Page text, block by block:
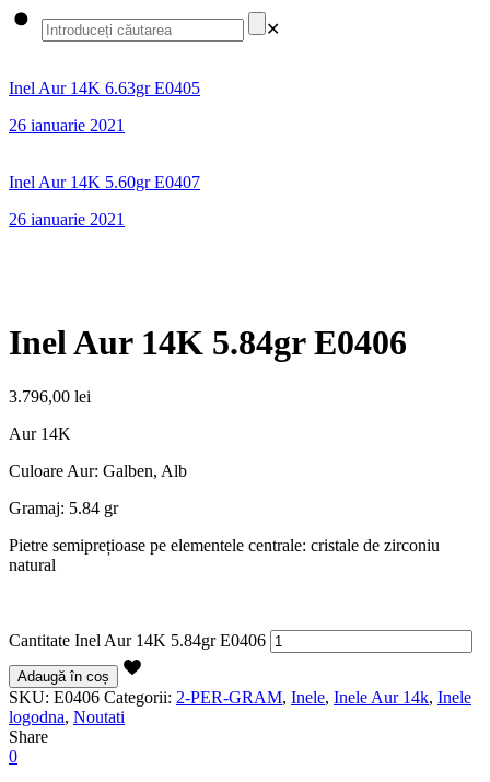
✕
Inel Aur 14K 6.63gr E0405
26 ianuarie 2021
Inel Aur 14K 5.60gr E0407
26 ianuarie 2021
Inel Aur 14K 5.84gr E0406
3.796,00 lei
Aur 14K
Culoare Aur: Galben, Alb
Gramaj: 5.84 gr
Pietre semiprețioase pe elementele centrale: cristale de zirconiu
natural
Cantitate Inel Aur 14K 5.84gr E0406
Adaugă în coș
SKU: E0406 Categorii: 2-PER-GRAM, Inele, Inele Aur 14k, Inele
logodna, Noutati
Share
0